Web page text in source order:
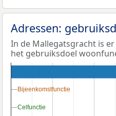
Adressen:
In de Mallegatsgracht is
het gebruiksdoel
Bijeenkomstfunctie
Bijeenkomstfunctie
Celfunctie
Celfunctie